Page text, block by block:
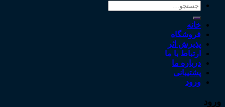
جستجو
خانه
فروشگاه
پذیرش اثر
ارتباط با ما
درباره ما
پشتیبانی
ورود
ورود